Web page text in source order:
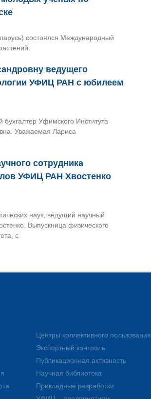
состоялся Международный
ведущего
УФИЦ РАН с юбилеем
Уфимского Института
Уважаемая Лариса
сотрудника
УФИЦ РАН Хвостенко
наук, ведущий научный
Выпускница физического
с
Центры коллективного пользования
Экспортный контроль
Публикационная активность
Научная библиотека
Прикладные разработки